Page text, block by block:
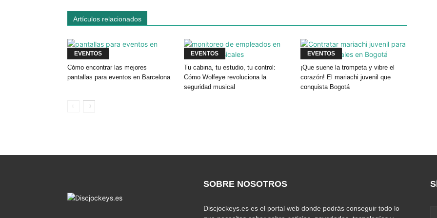
Artículos relacionados
EVENTOS
Cómo encontrar las mejores
pantallas para eventos en Barcelona
EVENTOS
Tu cabina, tu estudio, tu control:
Cómo Wolfeye revoluciona la
seguridad musical
EVENTOS
¡Que suene la trompeta y vibre el
corazón! El mariachi juvenil que
conquista Bogotá
SOBRE NOSOTROS
Discjockeys.es es el portal web donde podrás conseguir todo lo